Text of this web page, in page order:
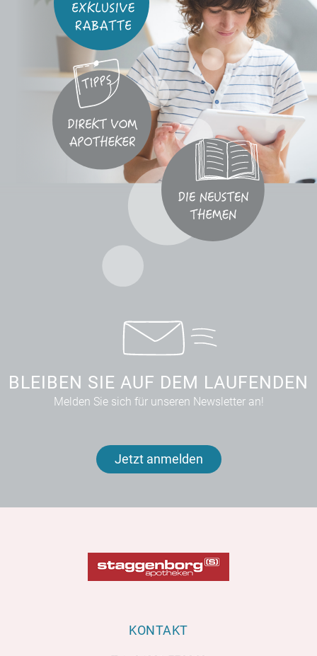
BLEIBEN SIE AUF DEM LAUFENDEN
Melden Sie sich für unseren Newsletter an!
Jetzt anmelden
KONTAKT